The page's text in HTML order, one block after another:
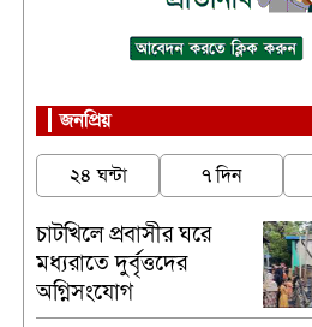
জনপ্রিয়
২৪ ঘন্টা ৭ দিন
চাটখিলে প্রবাসীর ঘরে
মধ্যরাতে দুর্বৃত্তদের
অগ্নিসংযোগ